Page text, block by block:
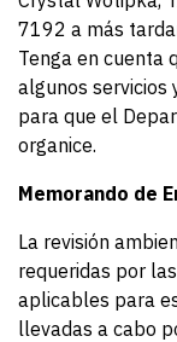
7192 a más
Tenga en cuenta
algunos servicios
para que el
organice.
Memorando de
La revisión
requeridas por
aplicables para
llevadas a cabo